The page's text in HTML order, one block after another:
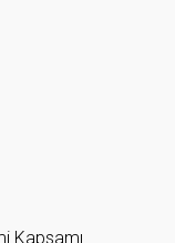
Kapsamı